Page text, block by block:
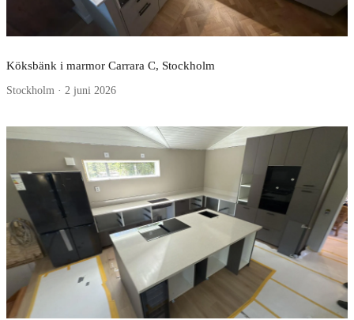
Köksbänk i marmor Carrara C, Stockholm
Stockholm · 2 juni 2026